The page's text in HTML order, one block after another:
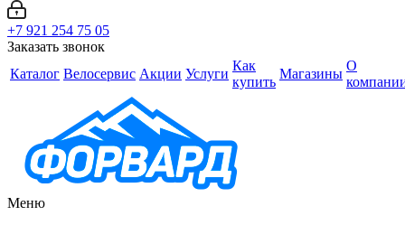
+7 921 254 75 05
Заказать звонок
Каталог Велосервис Акции Услуги
Как
купить
Магазины
О
Меню